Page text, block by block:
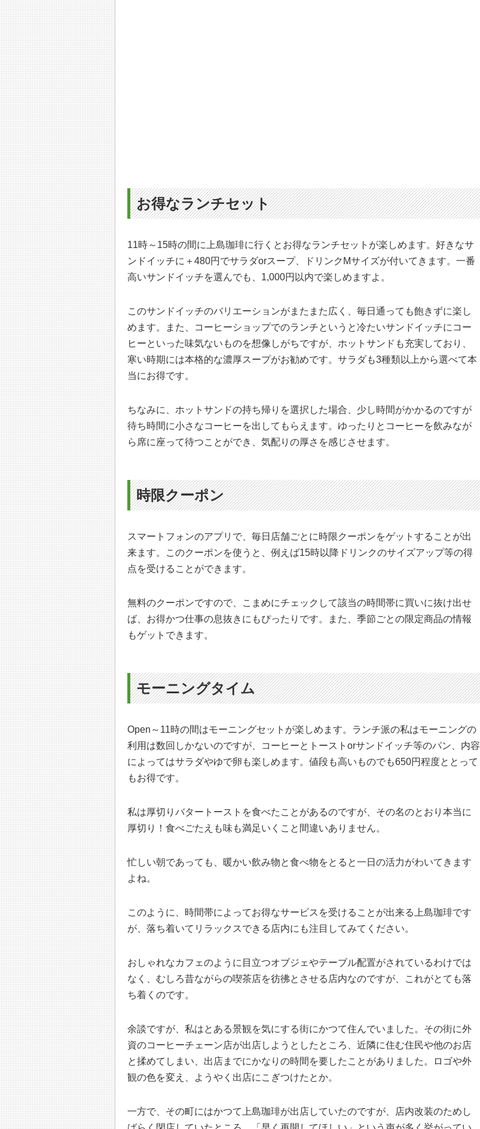
お得なランチセット
11時～15時の間に上島珈琲に行くとお得なランチセットが楽しめます。好きなサ
ンドイッチに＋480円でサラダorスープ、ドリンクMサイズが付いてきます。一番
高いサンドイッチを選んでも、1,000円以内で楽しめますよ。
このサンドイッチのバリエーションがまたまた広く、毎日通っても飽きずに楽し
めます。また、コーヒーショップでのランチというと冷たいサンドイッチにコー
ヒーといった味気ないものを想像しがちですが、ホットサンドも充実しており、
寒い時期には本格的な濃厚スープがお勧めです。サラダも3種類以上から選べて本
当にお得です。
ちなみに、ホットサンドの持ち帰りを選択した場合、少し時間がかかるのですが
待ち時間に小さなコーヒーを出してもらえます。ゆったりとコーヒーを飲みなが
ら席に座って待つことができ、気配りの厚さを感じさせます。
時限クーポン
スマートフォンのアプリで、毎日店舗ごとに時限クーポンをゲットすることが出
来ます。このクーポンを使うと、例えば15時以降ドリンクのサイズアップ等の得
点を受けることができます。
無料のクーポンですので、こまめにチェックして該当の時間帯に買いに抜け出せ
ば、お得かつ仕事の息抜きにもぴったりです。また、季節ごとの限定商品の情報
もゲットできます。
モーニングタイム
Open～11時の間はモーニングセットが楽しめます。ランチ派の私はモーニングの
利用は数回しかないのですが、コーヒーとトーストorサンドイッチ等のパン、内容
によってはサラダやゆで卵も楽しめます。値段も高いものでも650円程度ととって
もお得です。
私は厚切りバタートーストを食べたことがあるのですが、その名のとおり本当に
厚切り！食べごたえも味も満足いくこと間違いありません。
忙しい朝であっても、暖かい飲み物と食べ物をとると一日の活力がわいてきます
よね。
このように、時間帯によってお得なサービスを受けることが出来る上島珈琲です
が、落ち着いてリラックスできる店内にも注目してみてください。
おしゃれなカフェのように目立つオブジェやテーブル配置がされているわけでは
なく、むしろ昔ながらの喫茶店を彷彿とさせる店内なのですが、これがとても落
ち着くのです。
余談ですが、私はとある景観を気にする街にかつて住んでいました。その街に外
資のコーヒーチェーン店が出店しようとしたところ、近隣に住む住民や他のお店
と揉めてしまい、出店までにかなりの時間を要したことがありました。ロゴや外
観の色を変え、ようやく出店にこぎつけたとか。
一方で、その町にはかつて上島珈琲が出店していたのですが、店内改装のためし